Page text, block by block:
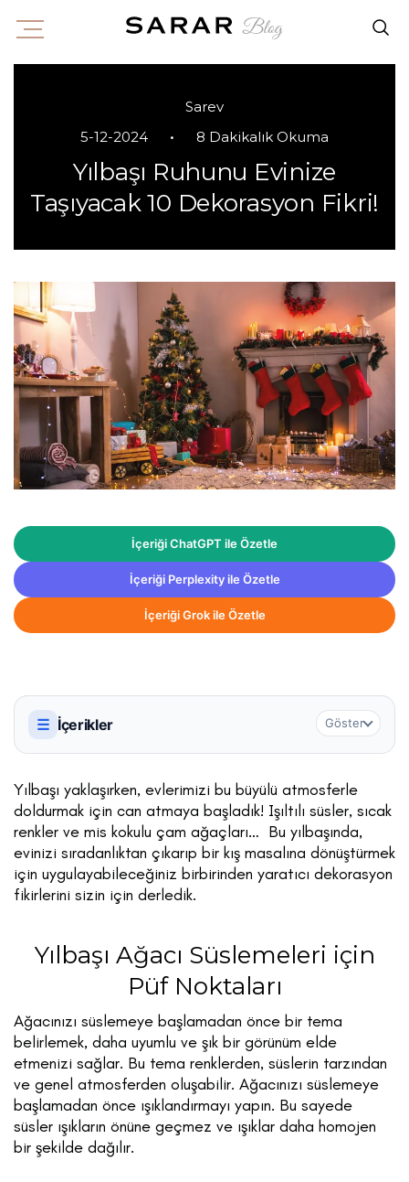
Sarev
5-12-2024
• 8 Dakikalık Okuma
Yılbaşı Ruhunu Evinize
Taşıyacak 10 Dekorasyon Fikri!
İçeriği ChatGPT ile Özetle
İçeriği Perplexity ile Özetle
İçeriği Grok ile Özetle
☰ İçerikler Göster
Yılbaşı yaklaşırken, evlerimizi bu büyülü atmosferle
doldurmak için can atmaya başladık! Işıltılı süsler, sıcak
renkler ve mis kokulu çam ağaçları… Bu yılbaşında,
evinizi sıradanlıktan çıkarıp bir kış masalına dönüştürmek
için uygulayabileceğiniz birbirinden yaratıcı dekorasyon
fikirlerini sizin için derledik.
Yılbaşı Ağacı Süslemeleri için
Püf Noktaları
Ağacınızı süslemeye başlamadan önce bir tema
belirlemek, daha uyumlu ve şık bir görünüm elde
etmenizi sağlar. Bu tema renklerden, süslerin tarzından
ve genel atmosferden oluşabilir. Ağacınızı süslemeye
başlamadan önce ışıklandırmayı yapın. Bu sayede
süsler ışıkların önüne geçmez ve ışıklar daha homojen
bir şekilde dağılır.